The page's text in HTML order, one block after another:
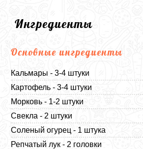
Ингредиенты
Основные ингредиенты
Кальмары - 3-4 штуки
Картофель - 3-4 штуки
Морковь - 1-2 штуки
Свекла - 2 штуки
Соленый огурец - 1 штука
Репчатый лук - 2 головки